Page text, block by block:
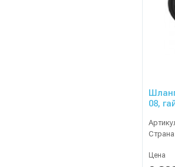
08,
Цена